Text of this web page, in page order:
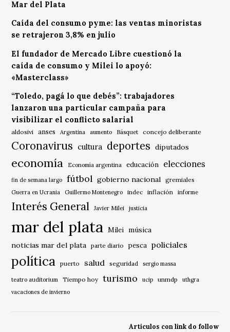
Mar del Plata
Caída del consumo pyme: las ventas minoristas
se retrajeron 3,8% en julio
El fundador de Mercado Libre cuestionó la
caída de consumo y Milei lo apoyó:
«Masterclass»
“Toledo, pagá lo que debés”: trabajadores
lanzaron una particular campaña para
visibilizar el conflicto salarial
aldosivi anses Argentina aumento Básquet concejo deliberante
Coronavirus cultura deportes diputados
economía Economía argentina educación elecciones
fin de semana largo fútbol gobierno nacional gremiales
Guerra en Ucrania Guillermo Montenegro indec inflación informe
Interés General Javier Milei justicia
mar del plata Milei música
noticias mar del plata
parte diario pesca policiales
política puerto salud seguridad sergio massa
teatro auditorium Tiempo hoy turismo ucip unmdp
uthgra
vacaciones de invierno
Articulos con link do follow